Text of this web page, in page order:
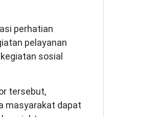
perhatian
pelayanan
sosial
tersebut,
masyarakat dapat